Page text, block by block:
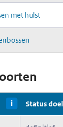
met hulst
i Status doel